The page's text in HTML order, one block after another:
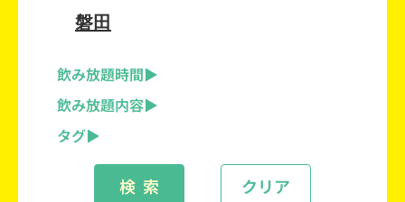
磐田
飲み放題時間
飲み放題内容
タグ
クリア
検 索